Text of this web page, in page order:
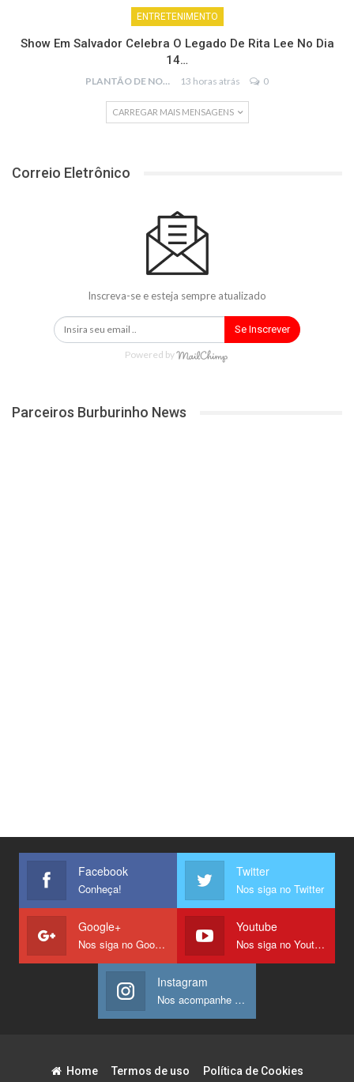
ENTRETENIMENTO
Show Em Salvador Celebra O Legado De Rita Lee No Dia
14…
PLANTÃO DE NOTÍCIAS 13 horas atrás 0
CARREGAR MAIS MENSAGENS
Correio Eletrônico
Inscreva-se e esteja sempre atualizado
Se Inscrever
Powered by
Parceiros Burburinho News
Facebook
Conheça!
Twitter
Nos siga no Twitter
Google+
Nos siga no Google +
Youtube
Nos siga no Youtube
Instagram
Nos acompanhe no Instagram
Home Termos de uso Política de Cookies